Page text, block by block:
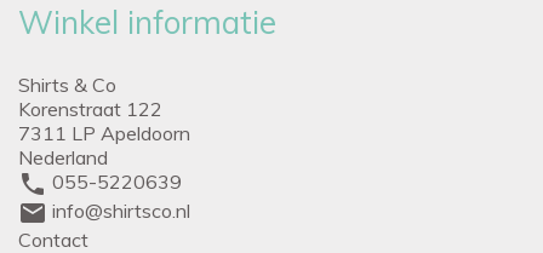
Winkel informatie
Shirts & Co
Korenstraat 122
7311 LP Apeldoorn
Nederland
phone 055-5220639
mail info@shirtsco.nl
Contact